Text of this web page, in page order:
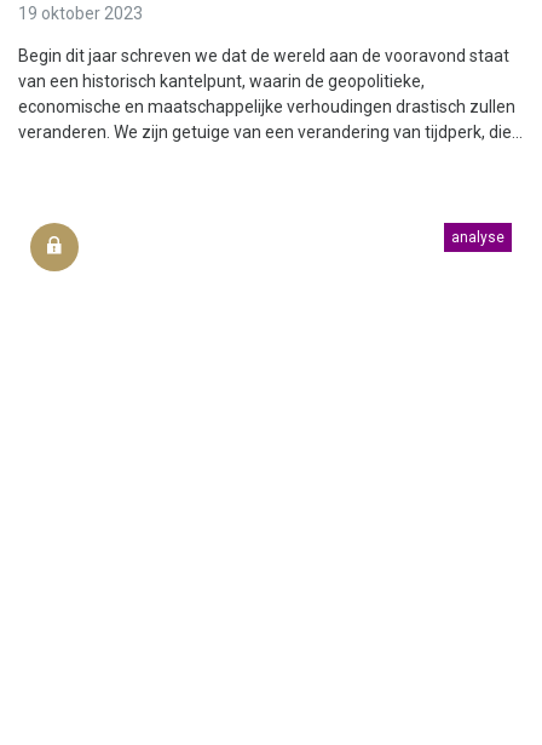
19 oktober 2023
Begin dit jaar schreven we dat de wereld aan de vooravond staat
van een historisch kantelpunt, waarin de geopolitieke,
economische en maatschappelijke verhoudingen drastisch zullen
veranderen. We zijn getuige van een verandering van tijdperk, die...
analyse